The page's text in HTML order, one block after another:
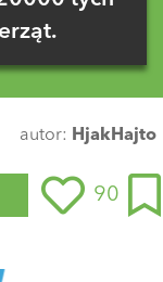
autor: HjakHajto
90